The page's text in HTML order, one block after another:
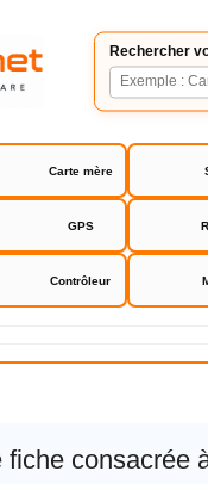
Rechercher
Carte mère
GPS
Contrôleur
fiche consacrée